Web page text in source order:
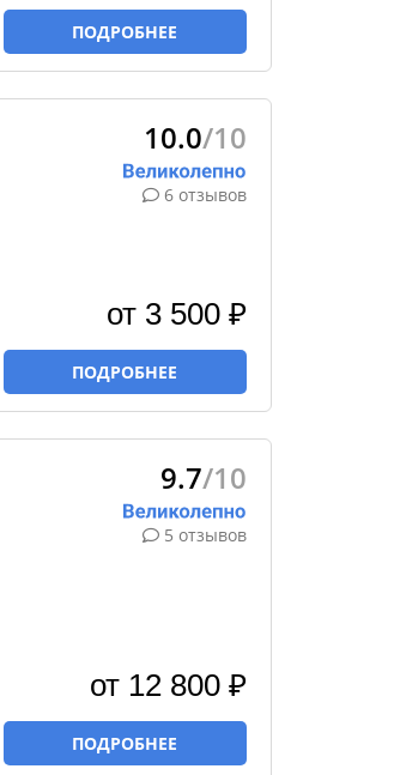
ПОДРОБНЕЕ
10.0/10
6 отзывов
от 3 500 ₽
ПОДРОБНЕЕ
9.7/10
5 отзывов
от 12 800 ₽
ПОДРОБНЕЕ